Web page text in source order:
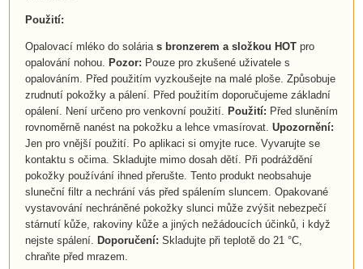
Použití:
Opalovací mléko do solária s bronzerem a složkou HOT pro
opalování nohou. Pozor: Pouze pro zkušené uživatele s
opalováním. Před použitím vyzkoušejte na malé ploše. Způsobuje
zrudnutí pokožky a pálení. Před použitím doporučujeme základní
opálení. Není určeno pro venkovní použití. Použití: Před sluněním
rovnoměrně nanést na pokožku a lehce vmasírovat. Upozornění:
Jen pro vnější použití. Po aplikaci si omyjte ruce. Vyvarujte se
kontaktu s očima. Skladujte mimo dosah dětí. Při podráždění
pokožky používání ihned přerušte. Tento produkt neobsahuje
sluneční filtr a nechrání vás před spálením sluncem. Opakované
vystavování nechráněné pokožky slunci může zvýšit nebezpečí
stárnutí kůže, rakoviny kůže a jiných nežádoucích účinků, i když
nejste spálení. Doporučení: Skladujte při teplotě do 21 °C,
chraňte před mrazem.